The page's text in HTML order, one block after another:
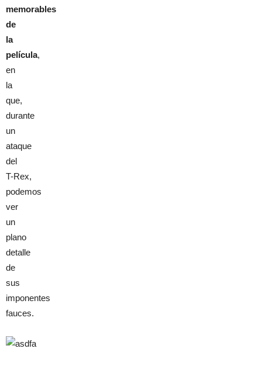
memorables
de
la
película,
en
la
que,
durante
un
ataque
del
T-Rex,
podemos
ver
un
plano
detalle
de
sus
imponentes
fauces.